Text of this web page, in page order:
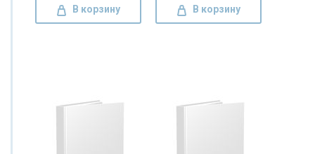
В корзину В корзину